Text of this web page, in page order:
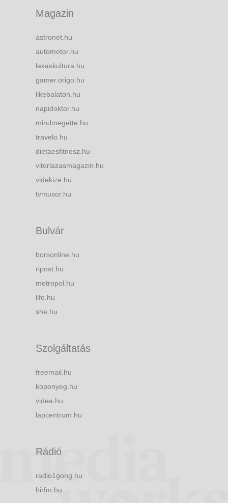
Magazin
astronet.hu
automotor.hu
lakaskultura.hu
gamer.origo.hu
likebalaton.hu
napidoktor.hu
mindmegette.hu
travelo.hu
dietaesfitnesz.hu
vitorlazasmagazin.hu
videkize.hu
tvmusor.hu
Bulvár
borsonline.hu
ripost.hu
metropol.hu
life.hu
she.hu
Szolgáltatás
freemail.hu
koponyeg.hu
videa.hu
lapcentrum.hu
Rádió
radio1gong.hu
hirfm.hu